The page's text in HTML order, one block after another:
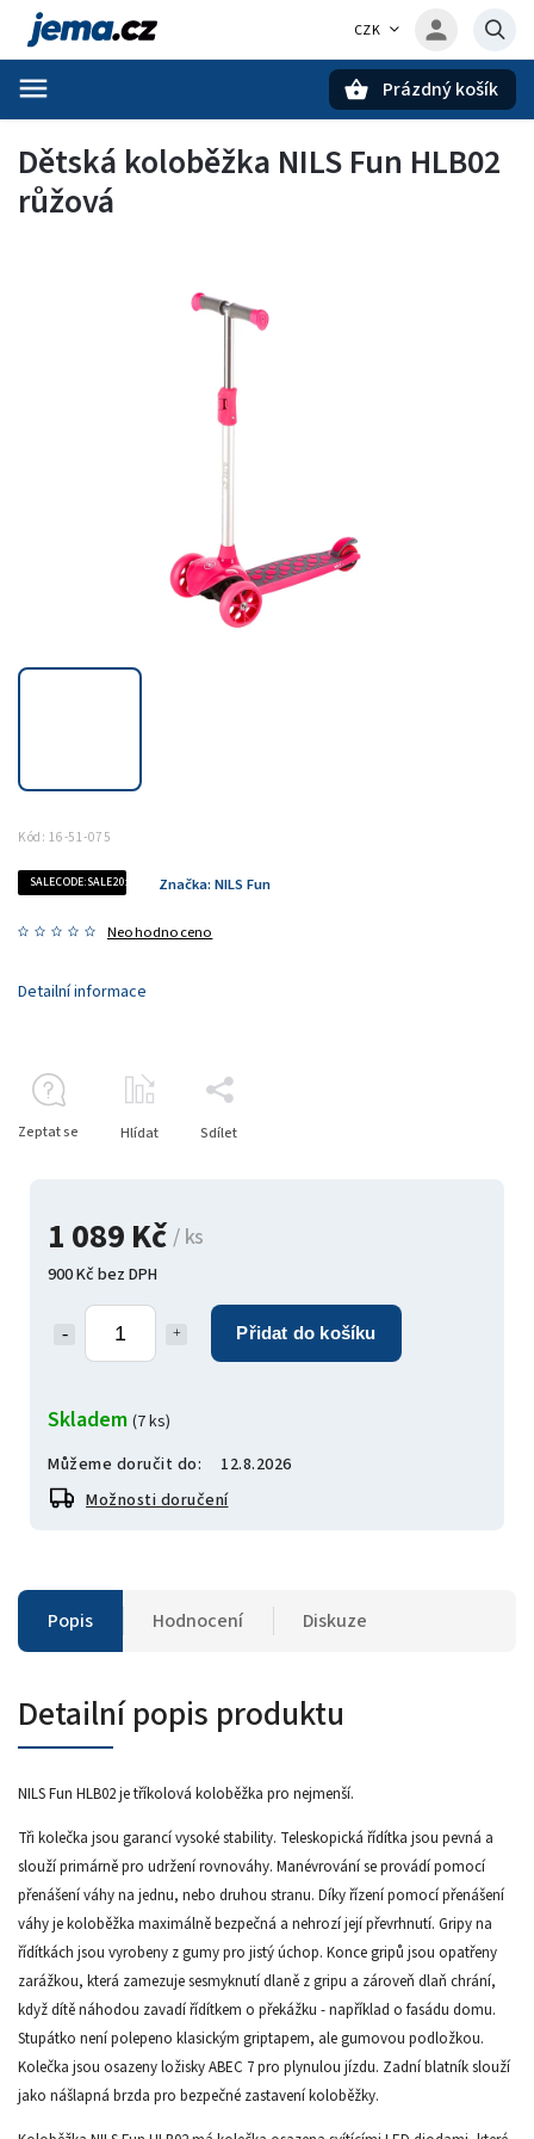
CZK
Prázdný košík
Dětská koloběžka NILS Fun HLB02
růžová
Kód: 16-51-075
SALECODE:SALE20:20:%
Neohodnoceno
Značka: NILS Fun
1 089 Kč/ ks
900 Kč bez DPH
Přidat do košíku
Skladem (7 ks)
Můžeme doručit do:
12.8.2026
Možnosti doručení
Detailní informace
Zeptat se Hlídat Sdílet
Popis Hodnocení Diskuze
Detailní popis produktu
NILS Fun HLB02 je tříkolová koloběžka pro nejmenší.
Tři kolečka jsou garancí vysoké stability. Teleskopická řídítka jsou pevná a
slouží primárně pro udržení rovnováhy. Manévrování se provádí pomocí
přenášení váhy na jednu, nebo druhou stranu. Díky řízení pomocí přenášení
váhy je koloběžka maximálně bezpečná a nehrozí její převrhnutí. Gripy na
řídítkách jsou vyrobeny z gumy pro jistý úchop. Konce gripů jsou opatřeny
zarážkou, která zamezuje sesmyknutí dlaně z gripu a zároveň dlaň chrání,
když dítě náhodou zavadí řídítkem o překážku - například o fasádu domu.
Stupátko není polepeno klasickým griptapem, ale gumovou podložkou.
Kolečka jsou osazeny ložisky ABEC 7 pro plynulou jízdu. Zadní blatník slouží
jako nášlapná brzda pro bezpečné zastavení koloběžky.